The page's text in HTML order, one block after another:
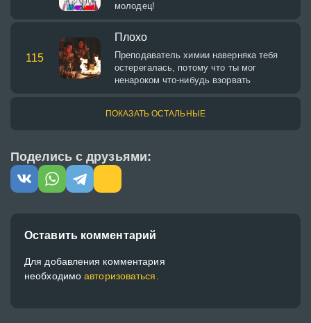
молодец!
115
Плохо
Преподаватель химии наверняка тебя
остерегалась, потому что ты мог
ненароком что-нибудь взорвать
ПОКАЗАТЬ ОСТАЛЬНЫЕ
Поделись с друзьями:
Оставить комментарий
Для добавления комментария
необходимоавторизоваться.